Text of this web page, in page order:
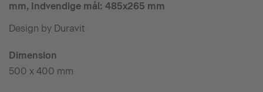
mm, Indvendige mål: 485x265 mm
Design by Duravit
Dimension
500 x 400 mm